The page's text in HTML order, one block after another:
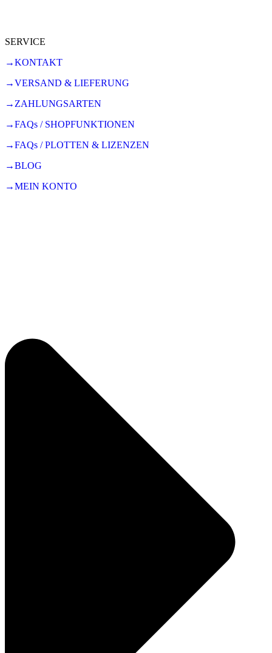
SERVICE
→KONTAKT
→VERSAND & LIEFERUNG
→ZAHLUNGSARTEN
→FAQs / SHOPFUNKTIONEN
→FAQs / PLOTTEN & LIZENZEN
→BLOG
→MEIN KONTO